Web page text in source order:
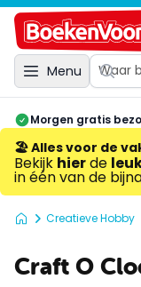
Menu
Morgen gratis
🏖️ Alles voor de
Bekijk hierde
in één van de
Creatieve Hobby
Craft O